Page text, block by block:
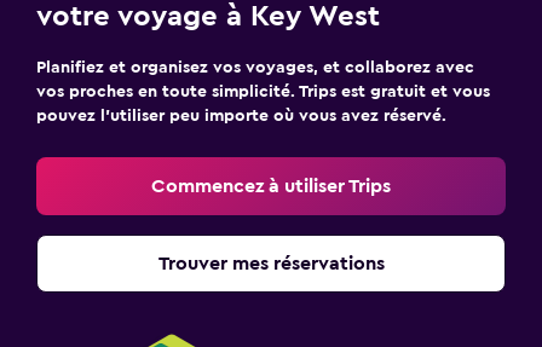
votre voyage à Key West
Planifiez et organisez vos voyages, et collaborez avec
vos proches en toute simplicité. Trips est gratuit et vous
pouvez l’utiliser peu importe où vous avez réservé.
Commencez à utiliser Trips
Trouver mes réservations